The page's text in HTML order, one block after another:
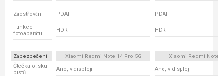
Zaostřování PDAF PDAF
Funkce
fotoaparátu
HDR HDR
Zabezpečení Xiaomi Redmi Note 14 Pro 5G
Xiaomi Redmi
Čtečka otisku
prstů
Ano, v displeji Ano, v displeji